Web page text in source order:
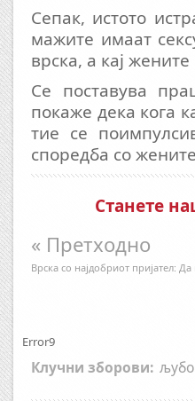
Сепак, истото
мажите имаат
врска, а кај
Се поставува
покаже дека кога
тие се
споредба со
Станете
« Претходно
Врска со најдобриот пријател:
Error9
Клучни зборови: